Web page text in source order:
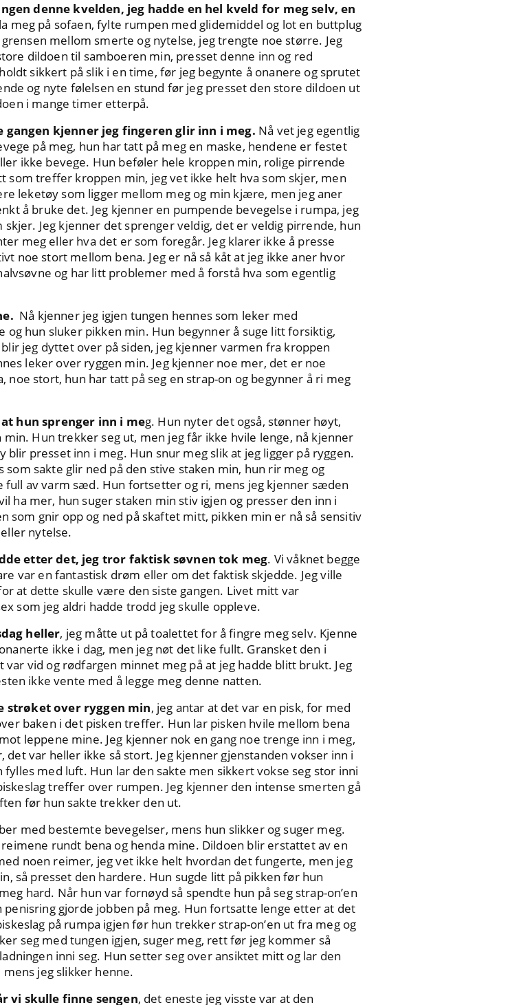
denne kvelden, jeg hadde en hel kveld for meg selv, en
meg på sofaen, fylte rumpen med glidemiddel og lot en buttplug
mellom smerte og nytelse, jeg trengte noe større. Jeg
dildoen til samboeren min, presset denne inn og red
sikkert på slik i en time, før jeg begynte å onanere og sprutet
og nyte følelsen en stund før jeg presset den store dildoen ut
i mange timer etterpå.
kjenner jeg fingeren glir inn i meg. Nå vet jeg egentlig
på meg, hun har tatt på meg en maske, hendene er festet
ikke bevege. Hun beføler hele kroppen min, rolige pirrende
som treffer kroppen min, jeg vet ikke helt hva som skjer, men
leketøy som ligger mellom meg og min kjære, men jeg aner
å bruke det. Jeg kjenner en pumpende bevegelse i rumpa, jeg
Jeg kjenner det sprenger veldig, det er veldig pirrende, hun
meg eller hva det er som foregår. Jeg klarer ikke å presse
noe stort mellom bena. Jeg er nå så kåt at jeg ikke aner hvor
og har litt problemer med å forstå hva som egentlig
Nå kjenner jeg igjen tungen hennes som leker med
hun sluker pikken min. Hun begynner å suge litt forsiktig,
jeg dyttet over på siden, jeg kjenner varmen fra kroppen
leker over ryggen min. Jeg kjenner noe mer, det er noe
stort, hun har tatt på seg en strap-on og begynner å ri meg
hun sprenger inn i meg. Hun nyter det også, stønner høyt,
Hun trekker seg ut, men jeg får ikke hvile lenge, nå kjenner
presset inn i meg. Hun snur meg slik at jeg ligger på ryggen.
sakte glir ned på den stive staken min, hun rir meg og
full av varm sæd. Hun fortsetter og ri, mens jeg kjenner sæden
ha mer, hun suger staken min stiv igjen og presser den inn i
som gnir opp og ned på skaftet mitt, pikken min er nå så sensitiv
nytelse.
etter det, jeg tror faktisk søvnen tok meg. Vi våknet begge
var en fantastisk drøm eller om det faktisk skjedde. Jeg ville
at dette skulle være den siste gangen. Livet mitt var
som jeg aldri hadde trodd jeg skulle oppleve.
heller, jeg måtte ut på toalettet for å fingre meg selv. Kjenne
ikke i dag, men jeg nøt det like fullt. Gransket den i
vid og rødfargen minnet meg på at jeg hadde blitt brukt. Jeg
ikke vente med å legge meg denne natten.
strøket over ryggen min, jeg antar at det var en pisk, for med
baken i det pisken treffer. Hun lar pisken hvile mellom bena
leppene mine. Jeg kjenner nok en gang noe trenge inn i meg,
var heller ikke så stort. Jeg kjenner gjenstanden vokser inn i
med luft. Hun lar den sakte men sikkert vokse seg stor inni
treffer over rumpen. Jeg kjenner den intense smerten gå
før hun sakte trekker den ut.
med bestemte bevegelser, mens hun slikker og suger meg.
rundt bena og henda mine. Dildoen blir erstattet av en
noen reimer, jeg vet ikke helt hvordan det fungerte, men jeg
så presset den hardere. Hun sugde litt på pikken før hun
hard. Når hun var fornøyd så spendte hun på seg strap-on’en
gjorde jobben på meg. Hun fortsatte lenge etter at det
på rumpa igjen før hun trekker strap-on’en ut fra meg og
seg med tungen igjen, suger meg, rett før jeg kommer så
inni seg. Hun setter seg over ansiktet mitt og lar den
jeg slikker henne.
vi skulle finne sengen, det eneste jeg visste var at den